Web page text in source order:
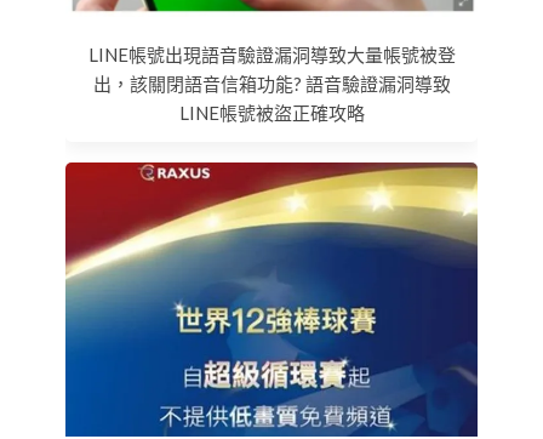
LINE帳號出現語音驗證漏洞導致大量帳號被登
出，該關閉語音信箱功能? 語音驗證漏洞導致
LINE帳號被盜正確攻略